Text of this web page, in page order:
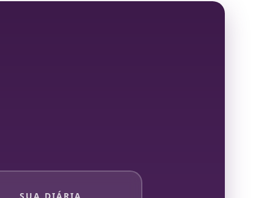
SUA DIÁRIA